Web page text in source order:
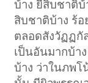
บ้าง ยี่สิบชาติ
สิบชาติบ้าง ร้
ตลอดสังวัฏฏกั
เป็นอันมากบ้า
บ้าง ว่าในภพโ